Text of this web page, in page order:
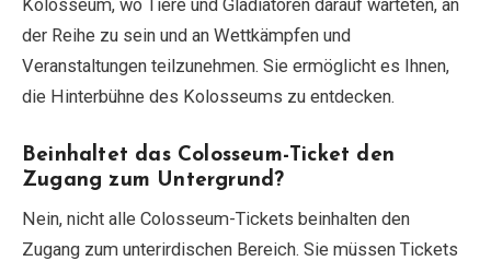
Kolosseum, wo Tiere und Gladiatoren darauf warteten, an
der Reihe zu sein und an Wettkämpfen und
Veranstaltungen teilzunehmen. Sie ermöglicht es Ihnen,
die Hinterbühne des Kolosseums zu entdecken.
Beinhaltet das Colosseum-Ticket den
Zugang zum Untergrund?
Nein, nicht alle Colosseum-Tickets beinhalten den
Zugang zum unterirdischen Bereich. Sie müssen Tickets